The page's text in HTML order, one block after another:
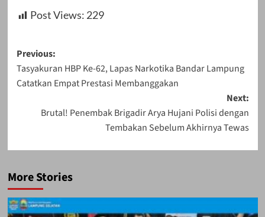
Post Views: 229
Post
navigation
Previous:
Tasyakuran HBP Ke-62, Lapas Narkotika Bandar Lampung
Catatkan Empat Prestasi Membanggakan
Next:
Brutal! Penembak Brigadir Arya Hujani Polisi dengan
Tembakan Sebelum Akhirnya Tewas
More Stories